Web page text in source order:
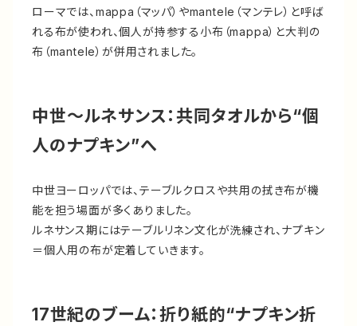
ローマでは、mappa（マッパ）やmantele（マンテレ）と呼ば
れる布が使われ、個人が持参する小布（mappa）と大判の
布（mantele）が併用されました。
中世～ルネサンス：共同タオルから“個
人のナプキン”へ
中世ヨーロッパでは、テーブルクロスや共用の拭き布が機
能を担う場面が多くありました。
ルネサンス期にはテーブルリネン文化が洗練され、ナプキン
＝個人用の布が定着していきます。
17世紀のブーム：折り紙的“ナプキン折